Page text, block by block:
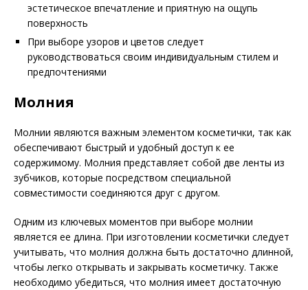
эстетическое впечатление и приятную на ощупь
поверхность
При выборе узоров и цветов следует
руководствоваться своим индивидуальным стилем и
предпочтениями
Молния
Молнии являются важным элементом косметички, так как
обеспечивают быстрый и удобный доступ к ее
содержимому. Молния представляет собой две ленты из
зубчиков, которые посредством специальной
совместимости соединяются друг с другом.
Одним из ключевых моментов при выборе молнии
является ее длина. При изготовлении косметички следует
учитывать, что молния должна быть достаточно длинной,
чтобы легко открывать и закрывать косметичку. Также
необходимо убедиться, что молния имеет достаточную